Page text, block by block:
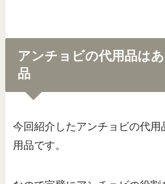
アンチョビの代用品は
品
今回紹介したアンチョビの代用
用品です。